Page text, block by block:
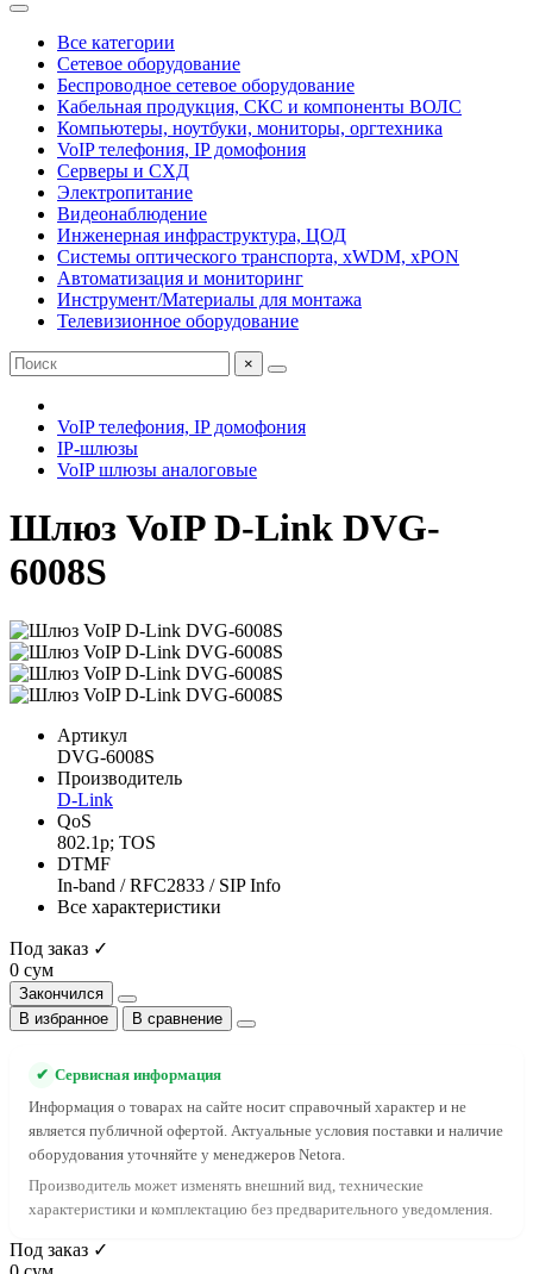
Все категории
Сетевое оборудование
Беспроводное сетевое оборудование
Кабельная продукция, СКС и компоненты ВОЛС
Компьютеры, ноутбуки, мониторы, оргтехника
VoIP телефония, IP домофония
Серверы и СХД
Электропитание
Видеонаблюдение
Инженерная инфраструктура, ЦОД
Системы оптического транспорта, xWDM, xPON
Автоматизация и мониторинг
Инструмент/Материалы для монтажа
Телевизионное оборудование
×
VoIP телефония, IP домофония
IP-шлюзы
VoIP шлюзы аналоговые
Шлюз VoIP D-Link DVG-
6008S
Артикул
DVG-6008S
Производитель
D-Link
QoS
802.1p; TOS
DTMF
In-band / RFC2833 / SIP Info
Все характеристики
Под заказ ✓
0 сум
Закончился
В избранное
В сравнение
✔ Сервисная информация
Информация о товарах на сайте носит справочный характер и не
является публичной офертой. Актуальные условия поставки и наличие
оборудования уточняйте у менеджеров Netora.
Производитель может изменять внешний вид, технические
характеристики и комплектацию без предварительного уведомления.
Под заказ ✓